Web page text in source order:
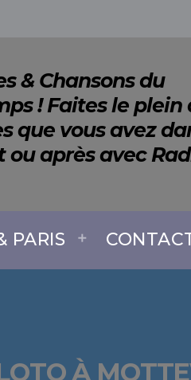
& Chansons du
! Faites le plein
que vous avez
après avec
PARIS
À